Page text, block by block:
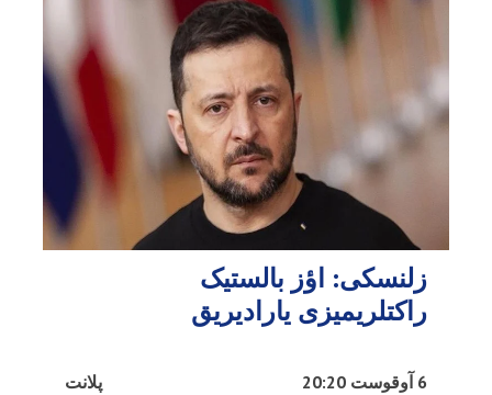
زلنسکی: اؤز بالستیک
راکتلریمیزی یارادیریق
پلانت 6 آوقوست 20:20